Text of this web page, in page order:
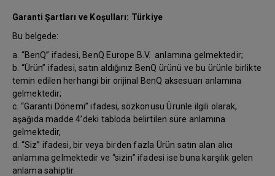
Garanti Şartları ve Koşulları: Türkiye
Bu belgede:
a. “BenQ” ifadesi, BenQ Europe B.V. anlamına gelmektedir;
b. “Ürün” ifadesi, satın aldığınız BenQ ürünü ve bu ürünle birlikte
temin edilen herhangi bir orijinal BenQ aksesuarı anlamına
gelmektedir;
c. “Garanti Dönemi” ifadesi, sözkonusu Ürünle ilgili olarak,
aşağıda madde 4’deki tabloda belirtilen süre anlamına
gelmektedir,
d. “Siz” ifadesi, bir veya birden fazla Ürün satın alan alıcı
anlamına gelmektedir ve “sizin” ifadesi ise buna karşılık gelen
anlama sahiptir.